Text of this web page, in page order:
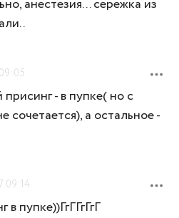
анестезия... сережка из
- в пупке( но с
а остальное -
09:14
пупке))ГгГГгГгГ